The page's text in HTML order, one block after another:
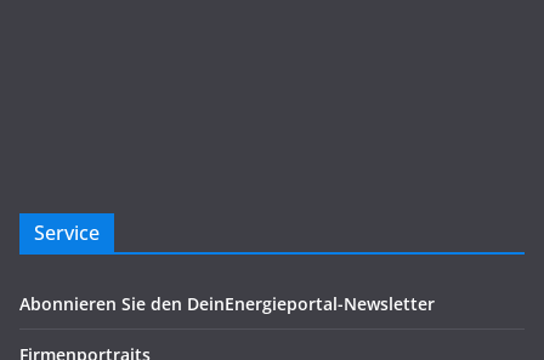
Service
Abonnieren Sie den DeinEnergieportal-Newsletter
Firmenportraits